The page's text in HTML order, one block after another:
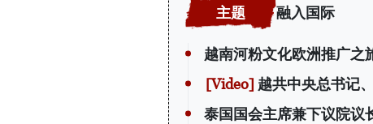
融入国际
越南河粉文化欧洲推广之
越共中央总书记
泰国国会主席兼下议院议